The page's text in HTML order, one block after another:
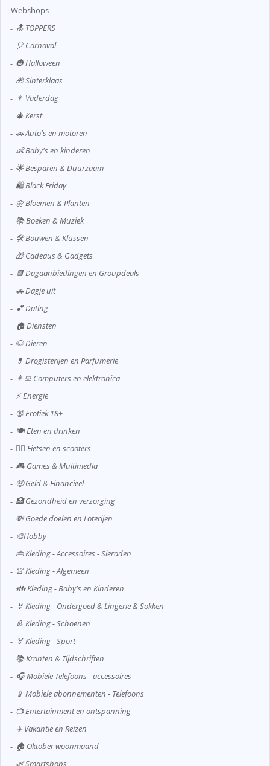
Webshops
🔝 TOPPERS
🎈 Carnaval
🎃 Halloween
🎁 Sinterklaas
👨 Vaderdag
🎄 Kerst
🚗 Auto's en motoren
👶 Baby's en kinderen
🌟 Besparen & Duurzaam
🛍️ Black Friday
🌼 Bloemen & Planten
📚 Boeken & Muziek
🛠️ Bouwen & Klussen
🎁 Cadeaus & Gadgets
📆 Dagaanbiedingen en Groupdeals
🚗 Dagje uit
💕 Dating
🏠 Diensten
🐶 Dieren
💊 Drogisterijen en Parfumerie
👨‍💻 Computers en elektronica
⚡ Energie
🔞 Erotiek 18+
🍽️ Eten en drinken
🚴‍♂️ Fietsen en scooters
🎮 Games & Multimedia
🤑 Geld & Financieel
🏥 Gezondheid en verzorging
💸 Goede doelen en Loterijen
🎨Hobby
👜 Kleding - Accessoires - Sieraden
👚 Kleding - Algemeen
👪 Kleding - Baby's en Kinderen
👙 Kleding - Ondergoed & Lingerie & Sokken
👢 Kleding - Schoenen
🏅 Kleding - Sport
📚 Kranten & Tijdschriften
🎧 Mobiele Telefoons - accessoires
📱 Mobiele abonnementen - Telefoons
📺 Entertainment en ontspanning
✈️ Vakantie en Reizen
🏠 Oktober woonmaand
🌿 Smartshops